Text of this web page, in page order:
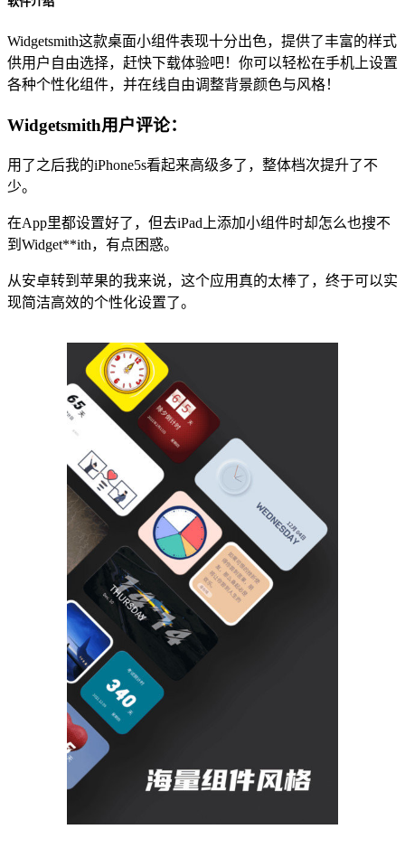
Widgetsmith这款桌面小组件表现十分出色，提供了丰富的样式
供用户自由选择，赶快下载体验吧！你可以轻松在手机上设置
各种个性化组件，并在线自由调整背景颜色与风格！
Widgetsmith用户评论：
用了之后我的iPhone5s看起来高级多了，整体档次提升了不
少。
在App里都设置好了，但去iPad上添加小组件时却怎么也搜不
到Widget**ith，有点困惑。
从安卓转到苹果的我来说，这个应用真的太棒了，终于可以实
现简洁高效的个性化设置了。